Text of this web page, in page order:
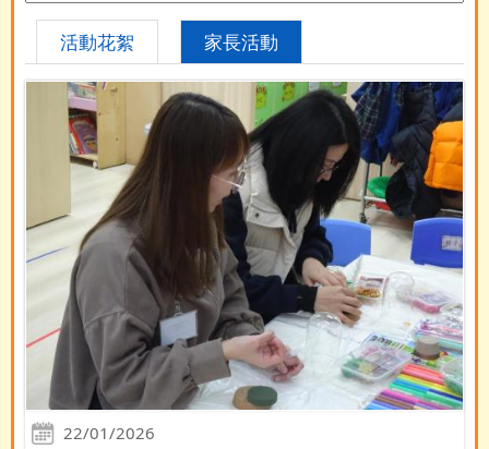
活動花絮 家長活動
22/01/2026